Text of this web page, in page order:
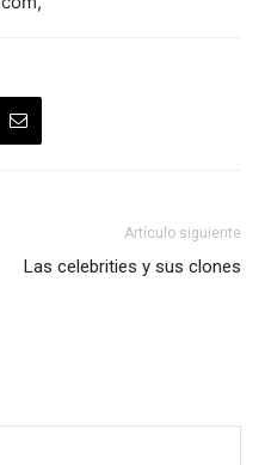
Artículo siguiente
Las celebrities y sus clones